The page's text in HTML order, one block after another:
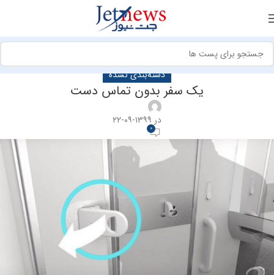
دسته‌بندی نشده
یک سفر بدون تماس دست
در ۱۳۹۹-۰۹-۲۲
0